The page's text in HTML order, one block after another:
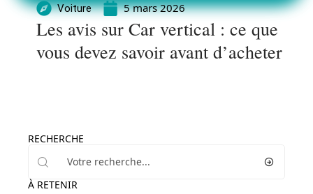
Voiture 5 mars 2026
Les avis sur Car vertical : ce que
vous devez savoir avant d’acheter
RECHERCHE
À RETENIR